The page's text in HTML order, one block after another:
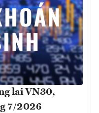
lai VN30,
7/2026